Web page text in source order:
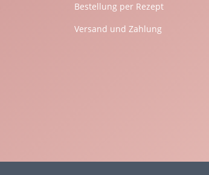
Bestellung per Rezept
Versand und Zahlung